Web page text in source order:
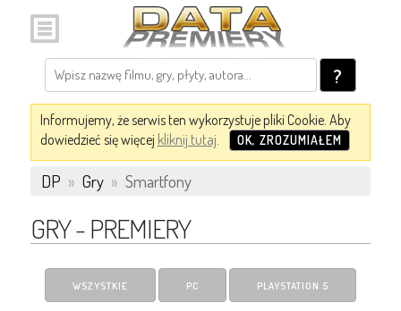
?
Informujemy, że serwis ten wykorzystuje pliki Cookie. Aby
dowiedzieć się więcej kliknij tutaj. OK, ZROZUMIAŁEM
DP » Gry » Smartfony
GRY - PREMIERY
WSZYSTKIE PC PLAYSTATION 5